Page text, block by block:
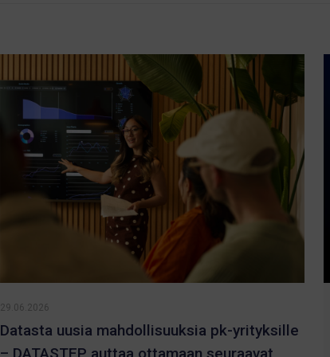
29.06.2026
Datasta uusia mahdollisuuksia pk-yrityksille
– DATASTEP auttaa ottamaan seuraavat